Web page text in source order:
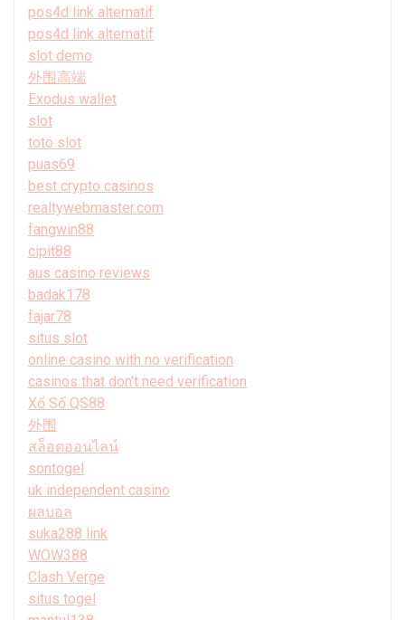
pos4d link alternatif
pos4d link alternatif
slot demo
外围高端
Exodus wallet
slot
toto slot
puas69
best crypto casinos
realtywebmaster.com
fangwin88
cipit88
aus casino reviews
badak178
fajar78
situs slot
online casino with no verification
casinos that don't need verification
Xổ Số QS88
外围
สล็อตออนไลน์
sontogel
uk independent casino
ผลบอล
suka288 link
WOW388
Clash Verge
situs togel